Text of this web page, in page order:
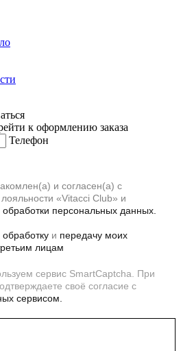
к оформлению заказа
Телефон
и согласен(а) с
«Vitacci Club» и
персональных данных.
и передачу моих
лицам
сервис SmartCaptcha. При
своё согласие с
сервисом.